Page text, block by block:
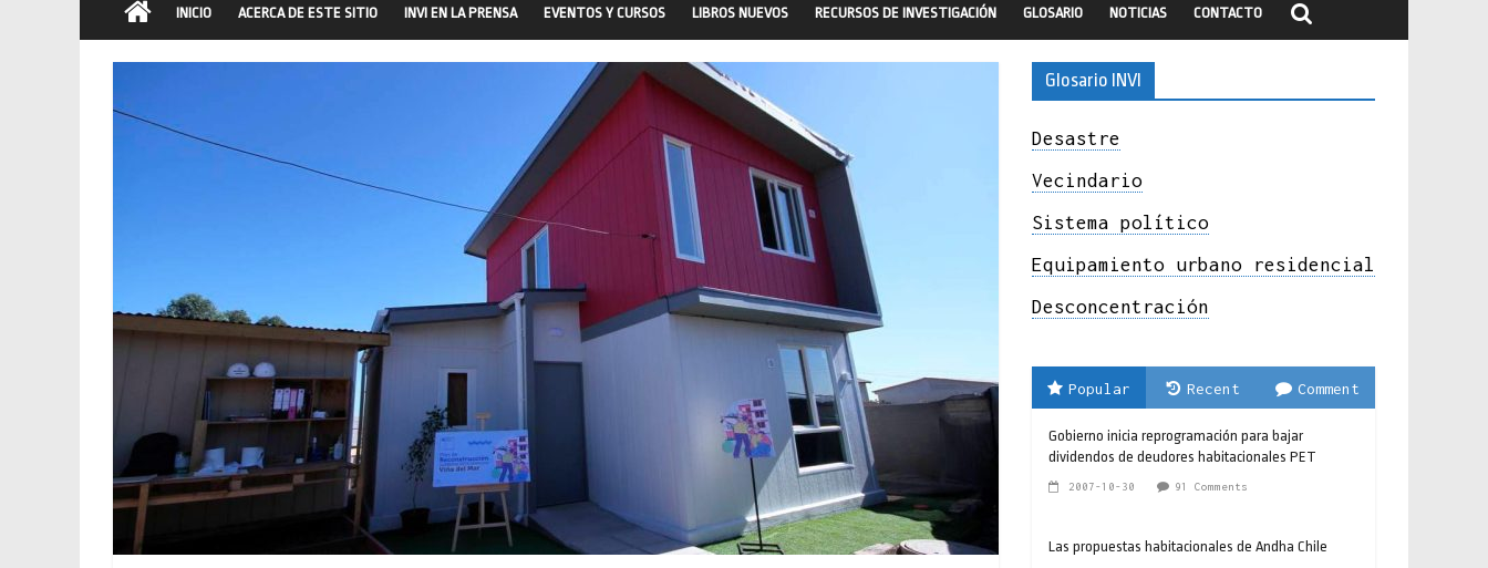
INICIO ACERCA DE ESTE SITIO INVI EN LA PRENSA EVENTOS Y CURSOS LIBROS NUEVOS RECURSOS DE INVESTIGACIÓN GLOSARIO NOTICIAS CONTACTO
Glosario INVI
Desastre
Vecindario
Sistema político
Equipamiento urbano residencial
Desconcentración
Popular Recent Comment
Gobierno inicia reprogramación para bajar
dividendos de deudores habitacionales PET
2007-10-30 91 Comments
Las propuestas habitacionales de Andha Chile